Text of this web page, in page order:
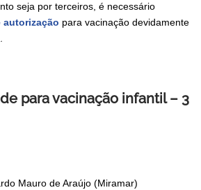
seja por terceiros, é necessário
autorização para vacinação devidamente
para vacinação infantil – 3
Mauro de Araújo (Miramar)